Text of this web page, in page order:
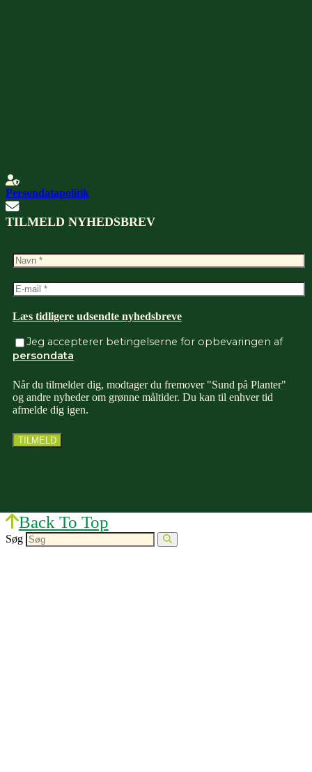
Persondatapolitik
TILMELD NYHEDSBREV
Læs tidligere udsendte nyhedsbreve
Jeg accepterer betingelserne for opbevaringen af
persondata
Når du tilmelder dig, modtager du fremover "Sund på Planter"
og andre nyheder om grønne måltider. Du kan til enhver tid
afmelde dig igen.
Back To Top
Søg